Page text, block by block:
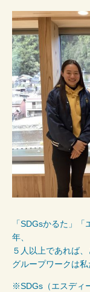
「SDGsかるた」
年、
５人以上であれば
グループワークは
※SDGs（エスディ